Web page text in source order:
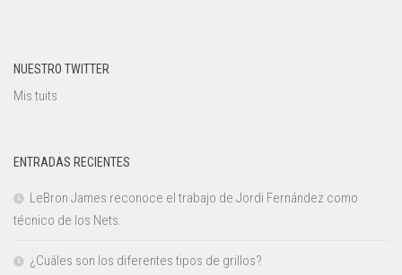
NUESTRO TWITTER
Mis tuits
ENTRADAS RECIENTES
LeBron James reconoce el trabajo de Jordi Fernández como
técnico de los Nets.
¿Cuáles son los diferentes tipos de grillos?